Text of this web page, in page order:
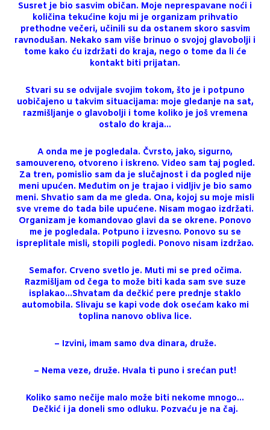
Susret je bio sasvim običan. Moje neprespavane noći i
količina tekućine koju mi je organizam prihvatio
prethodne večeri, učinili su da ostanem skoro sasvim
ravnodušan. Nekako sam više brinuo o svojoj glavobolji i
tome kako ću izdržati do kraja, nego o tome da li će
kontakt biti prijatan.
Stvari su se odvijale svojim tokom, što je i potpuno
uobičajeno u takvim situacijama: moje gledanje na sat,
razmišljanje o glavobolji i tome koliko je još vremena
ostalo do kraja…
A onda me je pogledala. Čvrsto, jako, sigurno,
samouvereno, otvoreno i iskreno. Video sam taj pogled.
Za tren, pomislio sam da je slučajnost i da pogled nije
meni upućen. Međutim on je trajao i vidljiv je bio samo
meni. Shvatio sam da me gleda. Ona, kojoj su moje misli
sve vreme do tada bile upućene. Nisam mogao izdržati.
Organizam je komandovao glavi da se okrene. Ponovo
me je pogledala. Potpuno i izvesno. Ponovo su se
ispreplitale misli, stopili pogledi. Ponovo nisam izdržao.
Semafor. Crveno svetlo je. Muti mi se pred očima.
Razmišljam od čega to može biti kada sam sve suze
isplakao…Shvatam da dečkić pere prednje staklo
automobila. Slivaju se kapi vode dok osećam kako mi
toplina nanovo obliva lice.
– Izvini, imam samo dva dinara, druže.
– Nema veze, druže. Hvala ti puno i srećan put!
Koliko samo nečije malo može biti nekome mnogo…
Dečkić i ja doneli smo odluku. Pozvaću je na čaj.